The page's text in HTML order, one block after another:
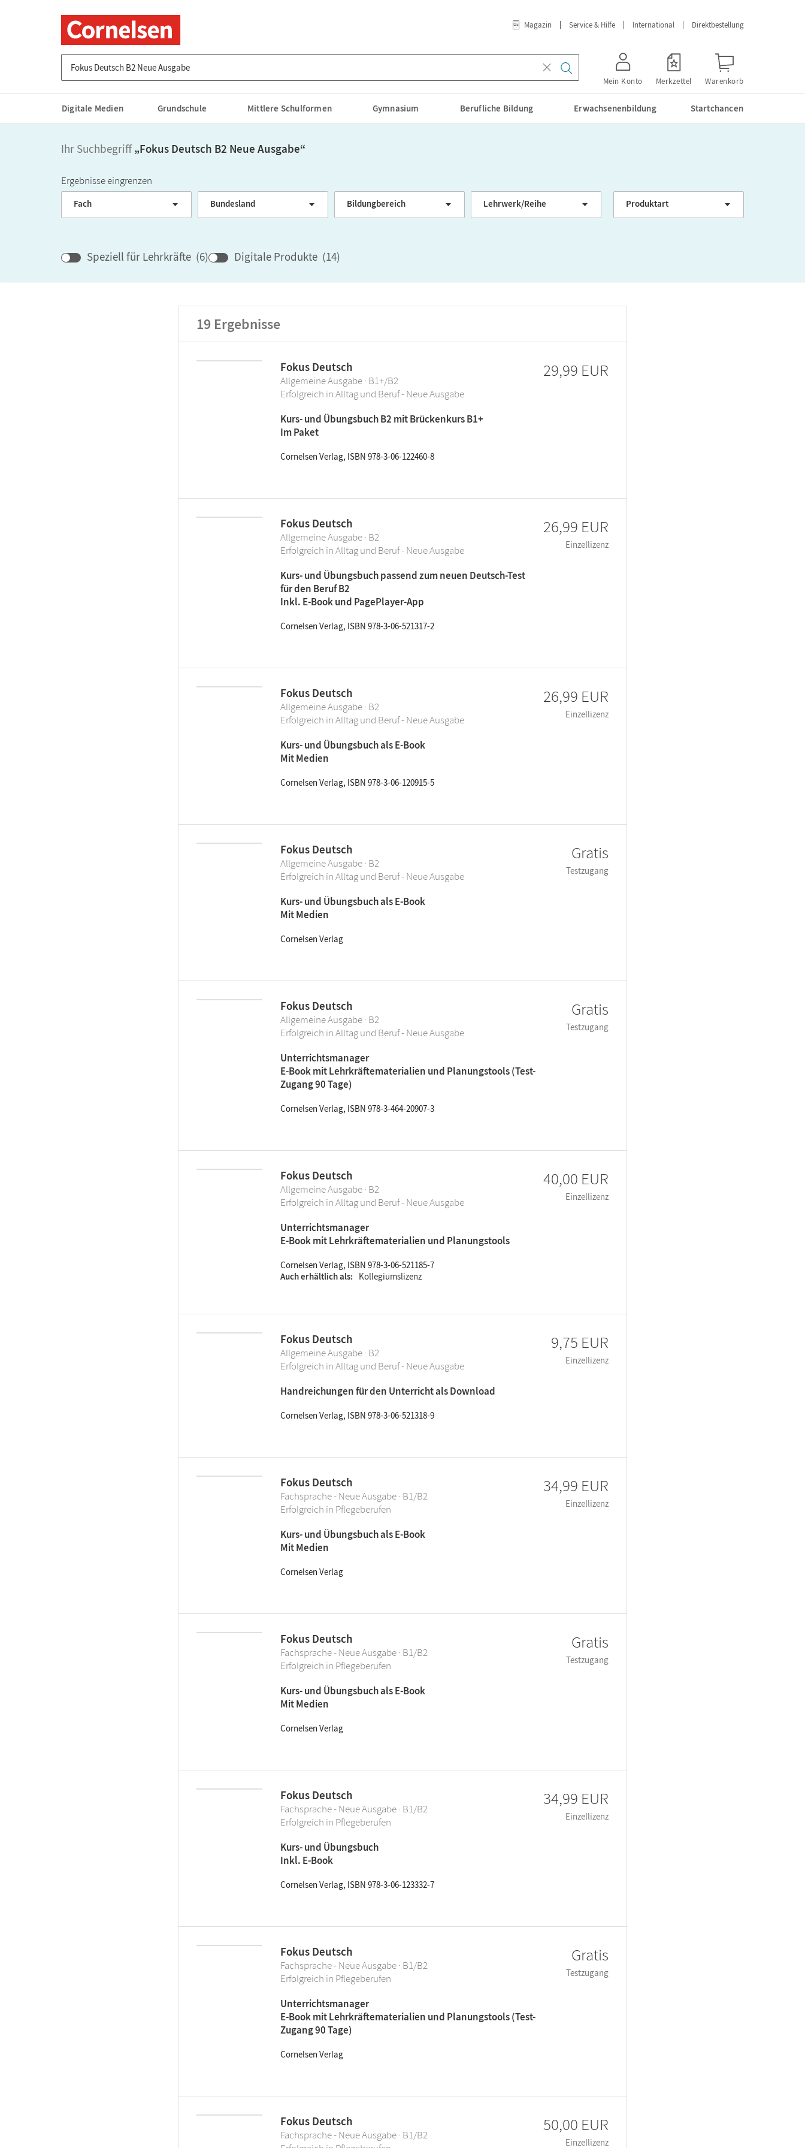
Magazin Service & Hilfe International Direktbestellung
Mein Konto Merkzettel Warenkorb
Digitale Medien Grundschule Mittlere Schulformen Gymnasium Berufliche Bildung Erwachsenenbildung Startchancen
Ihr Suchbegriff „Fokus Deutsch B2 Neue Ausgabe“
Ergebnisse eingrenzen
Fach Bundesland Bildungbereich Lehrwerk/Reihe Klassenstufe
Produktart
Speziell für Lehrkräfte (6) Digitale Produkte (14)
19 Ergebnisse
Fokus Deutsch
Allgemeine Ausgabe · B1+/B2
Erfolgreich in Alltag und Beruf - Neue Ausgabe
Kurs- und Übungsbuch B2 mit Brückenkurs B1+
Im Paket
Cornelsen Verlag, ISBN 978-3-06-122460-8
29,99 EUR
Fokus Deutsch
Allgemeine Ausgabe · B2
Erfolgreich in Alltag und Beruf - Neue Ausgabe
Kurs- und Übungsbuch passend zum neuen Deutsch-Test
für den Beruf B2
Inkl. E-Book und PagePlayer-App
Cornelsen Verlag, ISBN 978-3-06-521317-2
26,99 EUR
Einzellizenz
Fokus Deutsch
Allgemeine Ausgabe · B2
Erfolgreich in Alltag und Beruf - Neue Ausgabe
Kurs- und Übungsbuch als E-Book
Mit Medien
Cornelsen Verlag, ISBN 978-3-06-120915-5
26,99 EUR
Einzellizenz
Fokus Deutsch
Allgemeine Ausgabe · B2
Erfolgreich in Alltag und Beruf - Neue Ausgabe
Kurs- und Übungsbuch als E-Book
Mit Medien
Cornelsen Verlag
Gratis
Testzugang
Fokus Deutsch
Allgemeine Ausgabe · B2
Erfolgreich in Alltag und Beruf - Neue Ausgabe
Unterrichtsmanager
E-Book mit Lehrkräftematerialien und Planungstools (Test-
Zugang 90 Tage)
Cornelsen Verlag, ISBN 978-3-464-20907-3
Gratis
Testzugang
Fokus Deutsch
Allgemeine Ausgabe · B2
Erfolgreich in Alltag und Beruf - Neue Ausgabe
Unterrichtsmanager
E-Book mit Lehrkräftematerialien und Planungstools
Cornelsen Verlag, ISBN 978-3-06-521185-7
Auch erhältlich als
Kollegiumslizenz
40,00 EUR
Einzellizenz
Fokus Deutsch
Allgemeine Ausgabe · B2
Erfolgreich in Alltag und Beruf - Neue Ausgabe
Handreichungen für den Unterricht als Download
Cornelsen Verlag, ISBN 978-3-06-521318-9
9,75 EUR
Einzellizenz
Fokus Deutsch
Fachsprache - Neue Ausgabe · B1/B2
Erfolgreich in Pflegeberufen
Kurs- und Übungsbuch als E-Book
Mit Medien
Cornelsen Verlag
34,99 EUR
Einzellizenz
Fokus Deutsch
Fachsprache - Neue Ausgabe · B1/B2
Erfolgreich in Pflegeberufen
Kurs- und Übungsbuch als E-Book
Mit Medien
Cornelsen Verlag
Gratis
Testzugang
Fokus Deutsch
Fachsprache - Neue Ausgabe · B1/B2
Erfolgreich in Pflegeberufen
Kurs- und Übungsbuch
Inkl. E-Book
Cornelsen Verlag, ISBN 978-3-06-123332-7
34,99 EUR
Einzellizenz
Fokus Deutsch
Fachsprache - Neue Ausgabe · B1/B2
Erfolgreich in Pflegeberufen
Unterrichtsmanager
E-Book mit Lehrkräftematerialien und Planungstools (Test-
Zugang 90 Tage)
Cornelsen Verlag
Gratis
Testzugang
Fokus Deutsch
Fachsprache - Neue Ausgabe · B1/B2
50,00 EUR
Einzellizenz